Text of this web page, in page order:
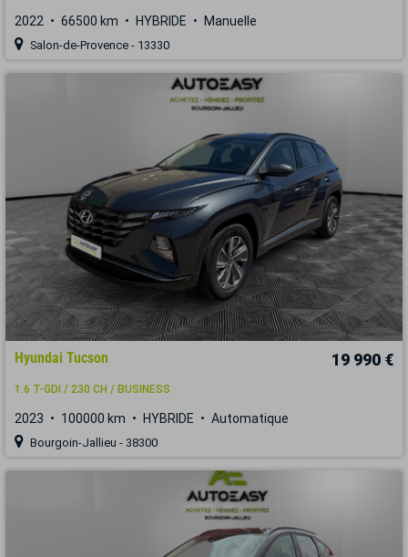
2022 66500 km HYBRIDE Manuelle
Salon-de-Provence - 13330
Hyundai Tucson 19 990 €
1.6 T-GDI / 230 CH / BUSINESS
2023 100000 km HYBRIDE Automatique
Bourgoin-Jallieu - 38300